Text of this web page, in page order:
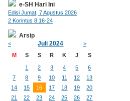
e-SH Hari Ini
Edisi Jumat, 7 Agustus 2026
2 Korintus 8:16-24
Arsip
< Juli 2024
>
M
S S R K J S
1 2 3 4 5
6
7
8 9 10 11 12
13
14
15 16 17 18 19
20
21
22 23 24 25 26
27